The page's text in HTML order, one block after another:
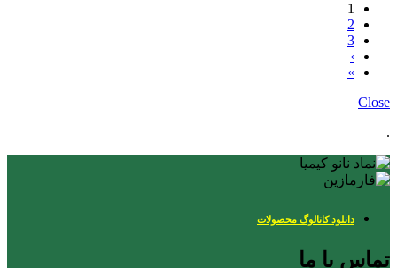
1
2
3
›
»
Close
.
دانلود کاتالوگ محصولات
تماس با ما